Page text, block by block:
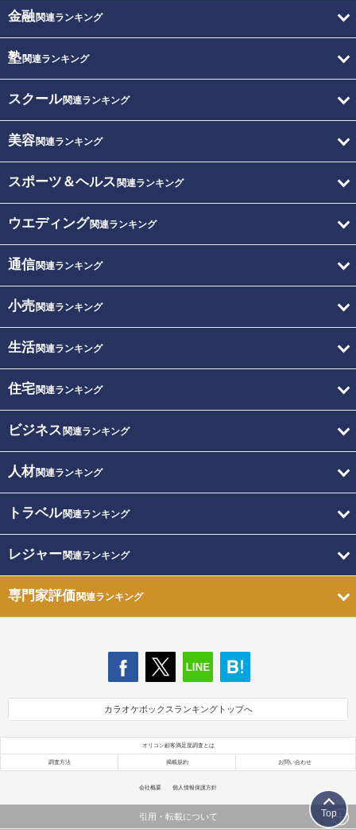
金融関連ランキング
塾関連ランキング
スクール関連ランキング
美容関連ランキング
スポーツ＆ヘルス 関連ランキング
ウエディング関連ランキング
通信関連ランキング
小売関連ランキング
生活関連ランキング
住宅関連ランキング
ビジネス 関連ランキング
人材関連ランキング
トラベル関連ランキング
レジャー関連ランキング
専門家評価関連ランキング
カラオケボックスランキングトップへ
オリコン顧客満足度調査とは
調査方法 掲載規約 お問い合わせ
会社概要 個人情報保護方針
引用・転載について Top